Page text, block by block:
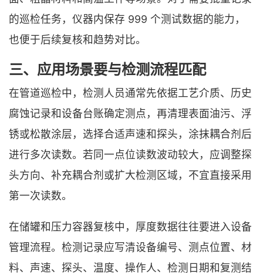
的巡检任务，仪器内保存 999 个测试数据的能力，
也便于后续复核和趋势对比。
三、应用场景要与检测流程匹配
在管道巡检中，检测人员通常先依据工艺介质、历史
腐蚀记录和设备台账确定测点，再清理表面油污、浮
锈或松散涂层，选择合适声速和探头，涂抹耦合剂后
进行多次读数。若同一点位读数波动较大，应调整探
头方向、补充耦合剂或扩大检测区域，不宜直接采用
第一次读数。
在储罐和压力容器复核中，厚度数据往往要进入设备
管理流程。检测记录应写清设备编号、测点位置、材
料、声速、探头、温度、操作人、检测日期和复测结